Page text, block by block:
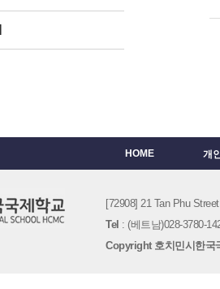
HOME 개
[72908] 21 Tan Phu
Tel : (베트남)028-3780-
Copyright 호치민시한국